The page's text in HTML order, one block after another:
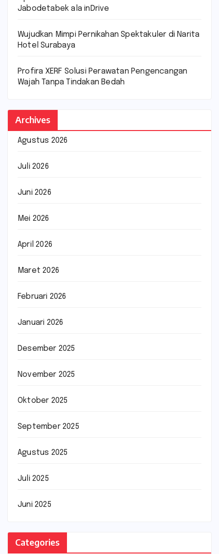
Jabodetabek ala inDrive
Wujudkan Mimpi Pernikahan Spektakuler di Narita
Hotel Surabaya
Profira XERF Solusi Perawatan Pengencangan
Wajah Tanpa Tindakan Bedah
Archives
Agustus 2026
Juli 2026
Juni 2026
Mei 2026
April 2026
Maret 2026
Februari 2026
Januari 2026
Desember 2025
November 2025
Oktober 2025
September 2025
Agustus 2025
Juli 2025
Juni 2025
Categories